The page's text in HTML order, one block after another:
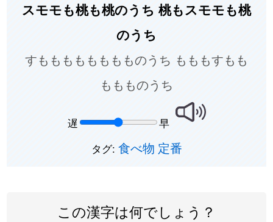
スモモも桃も桃のうち 桃もスモモも桃
のうち
すもももももももものうち もももすもも
ももものうち
遅
早
タグ: 食べ物 定番
この漢字は何でしょう？